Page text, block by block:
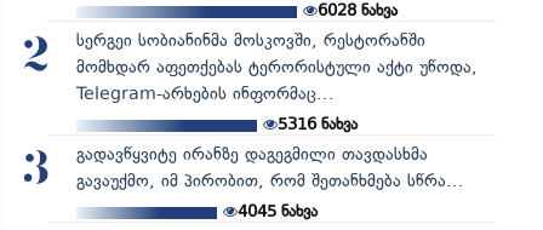
6028 ნახვა
2
სერგეი სობიანინმა მოსკოვში, რესტორანში
მომხდარ აფეთქებას ტერორისტული აქტი უწოდა,
Telegram-არხების ინფორმაც...
5316ნახვა
3
გადავწყვიტე ირანზე დაგეგმილი თავდასხმა
გავაუქმო, იმ პირობით, რომ შეთანხმება სწრა...
4045ნახვა